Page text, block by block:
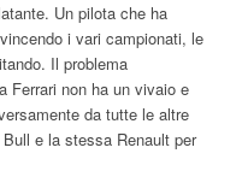
Un pilota che ha
i vari campionati, le
Il problema
Ferrari non ha un vivaio e
da tutte le altre
e la stessa Renault per